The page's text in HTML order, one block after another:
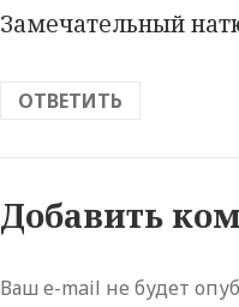
Замечательный
ОТВЕТИТЬ
Добавить
Ваш e-mail не будет